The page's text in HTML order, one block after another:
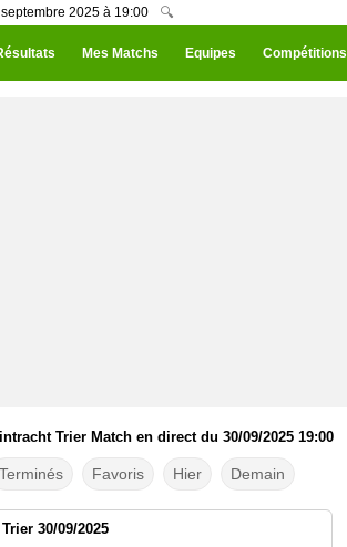
2025 à 19:00 🔍
Mes Matchs Equipes Compétitions
Trier Match en direct du 30/09/2025 19:00
Terminés Favoris Hier Demain
30/09/2025